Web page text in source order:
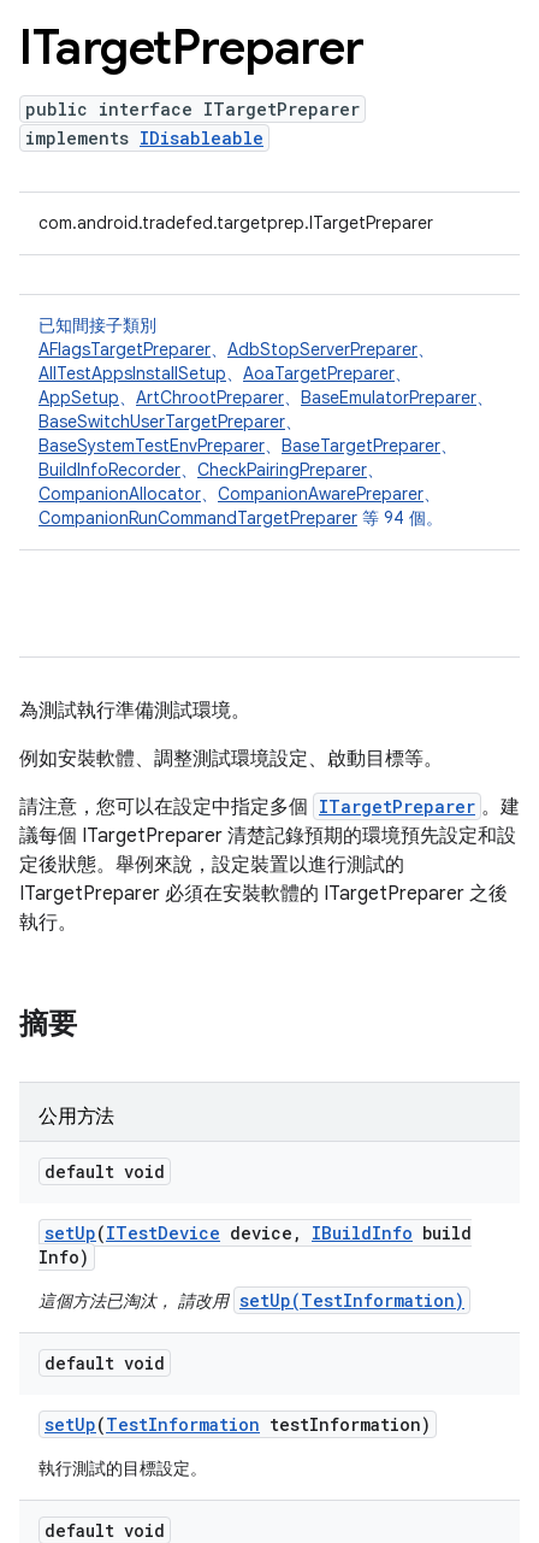
ITargetPreparer
public interface ITargetPreparer
implements IDisableable
com.android.tradefed.targetprep.ITargetPreparer
已知間接子類別
AFlagsTargetPreparer、 AdbStopServerPreparer、
AllTestAppsInstallSetup、 AoaTargetPreparer、
AppSetup、 ArtChrootPreparer、 BaseEmulatorPreparer、
BaseSwitchUserTargetPreparer、
BaseSystemTestEnvPreparer、 BaseTargetPreparer、
BuildInfoRecorder、 CheckPairingPreparer、
CompanionAllocator、 CompanionAwarePreparer、
CompanionRunCommandTargetPreparer 等 94 個。
為測試執行準備測試環境。
例如安裝軟體、調整測試環境設定、啟動目標等。
請注意，您可以在設定中指定多個 ITargetPreparer 。建
議每個 ITargetPreparer 清楚記錄預期的環境預先設定和設
定後狀態。舉例來說，設定裝置以進行測試的
ITargetPreparer 必須在安裝軟體的 ITargetPreparer 之後
執行。
摘要
公用方法
default void
setUp(ITestDevice device , IBuildInfo build
Info)
這個方法已淘汰， 請改用 setUp(TestInformation)
default void
setUp(TestInformation testInformation)
執行測試的目標設定。
default void